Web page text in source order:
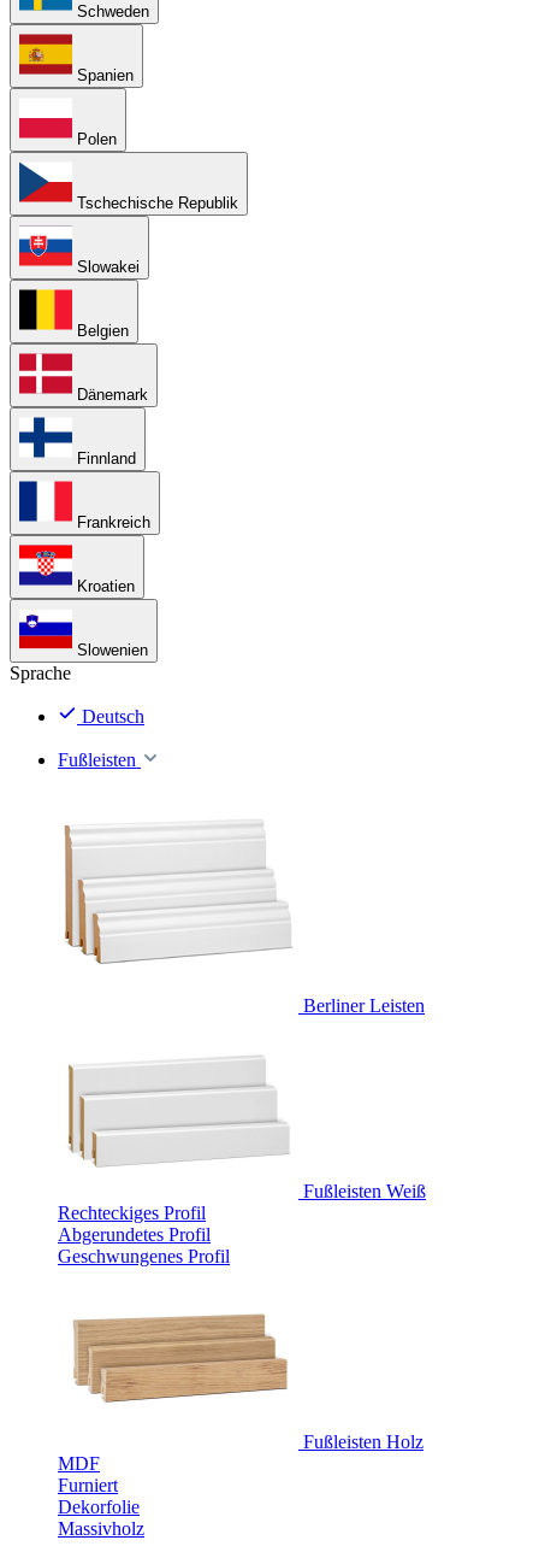
Schweden
Spanien
Polen
Tschechische Republik
Slowakei
Belgien
Dänemark
Finnland
Frankreich
Kroatien
Slowenien
Sprache
Deutsch
Fußleisten
Berliner Leisten
Fußleisten Weiß
Rechteckiges Profil
Abgerundetes Profil
Geschwungenes Profil
Fußleisten Holz
MDF
Furniert
Dekorfolie
Massivholz